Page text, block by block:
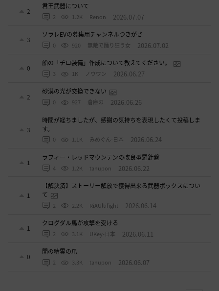
2
君王武器について
2 1.2K Renon 2026.07.07
3
ソラレEVの募集用チャンネルつきがさ
0 920 無敵で踊り狂う女 2026.07.02
0
船の「チロ装備」作成について教えてください。
3 1K ノウワン 2026.06.27
2
砂漠の光が交換できない
0 927 倉庫の 2026.06.26
3
時間が経ちましたが、感謝の気持ちを表現したくて投稿しま
す。
0 1.1K みめぐん-日本 2026.06.24
1
ラフィー・レッドマウンテンの改良型羅針盤
4 1.2K tanupon 2026.06.22
1
【解決済】ストーリー解放で獲得出来る武器ボックスについ
て
2 2.2K RiAUltifight 2026.06.14
1
クログダル馬が攻撃を受ける
2 3.1K UKey-日本 2026.06.11
0
闇の精霊の爪
2 3.3K tanupon 2026.06.07